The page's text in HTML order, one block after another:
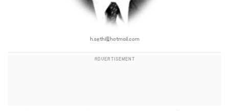
h.sethi@hotmail.com